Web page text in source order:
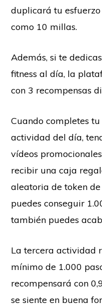
duplicará tu
como 10 millas.
Además, si te
fitness al día, la
con 3 recompensas
Cuando completes
actividad del día,
vídeos
recibir una caja
aleatoria de token de
puedes conseguir
también puedes
La tercera actividad
mínimo de 1.000
recompensará con
se siente en buena